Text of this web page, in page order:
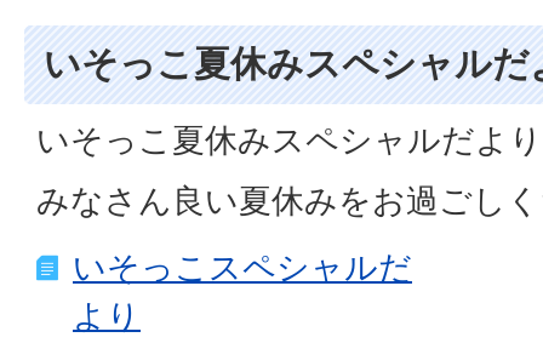
いそっこ夏休みスペシャルだ
いそっこ夏休みスペシャルだよ
みなさん良い夏休みをお過ごし
いそっこスペシャルだ
より